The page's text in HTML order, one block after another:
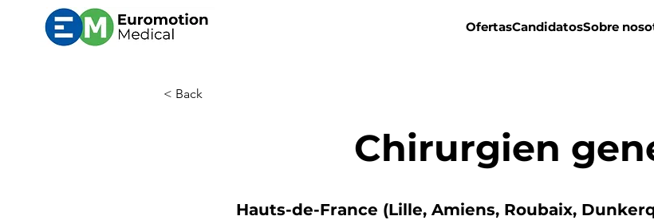
OfertasCandidatosSobre
< Back
Chirurgien
Hauts-de-France (Lille, Amiens, Roubaix,